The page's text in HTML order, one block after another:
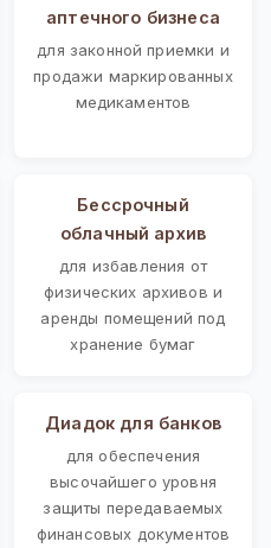
аптечного бизнеса
для законной приемки и
продажи маркированных
медикаментов
Бессрочный
облачный архив
для избавления от
физических архивов и
аренды помещений под
хранение бумаг
Диадок для банков
для обеспечения
высочайшего уровня
защиты передаваемых
финансовых документов